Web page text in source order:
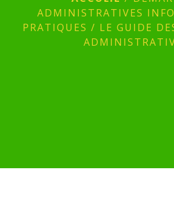
ADMINISTRATIVES
PRATIQUES / LE GUIDE